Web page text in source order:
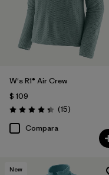
W's R1® Air Crew
$ 109
Valoración: 4.3 / 5
(15Comentarios
)
Compara
New